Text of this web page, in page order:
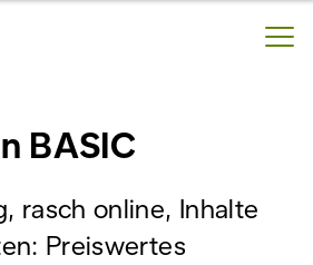
BASIC
rasch online, Inhalte
Preiswertes